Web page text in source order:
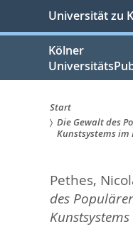
springen
Universität zu
Kölner
Sie
hier:
Start
Die Gewalt des
Kunstsystems
Pethes,
des